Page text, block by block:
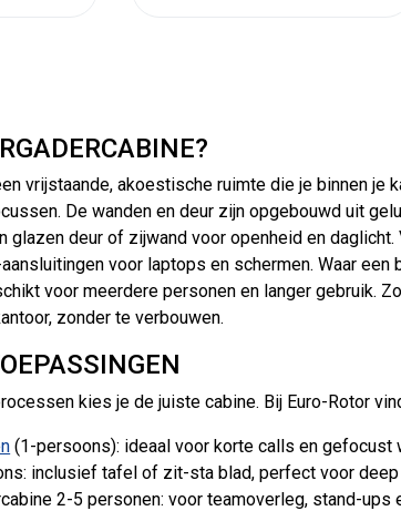
vrijstaande, akoestische ruimte die je binnen je
De wanden en deur zijn opgebouwd uit
glazen deur of zijwand voor openheid en
voor laptops en schermen. Waar
voor meerdere personen en langer gebruik.
zonder te verbouwen.
kies je de juiste cabine. Bij Euro-Rotor
(1-persoons): ideaal voor korte calls en gefocust
inclusief tafel of zit-sta blad, perfect voor
2-5 personen: voor teamoverleg, stand-